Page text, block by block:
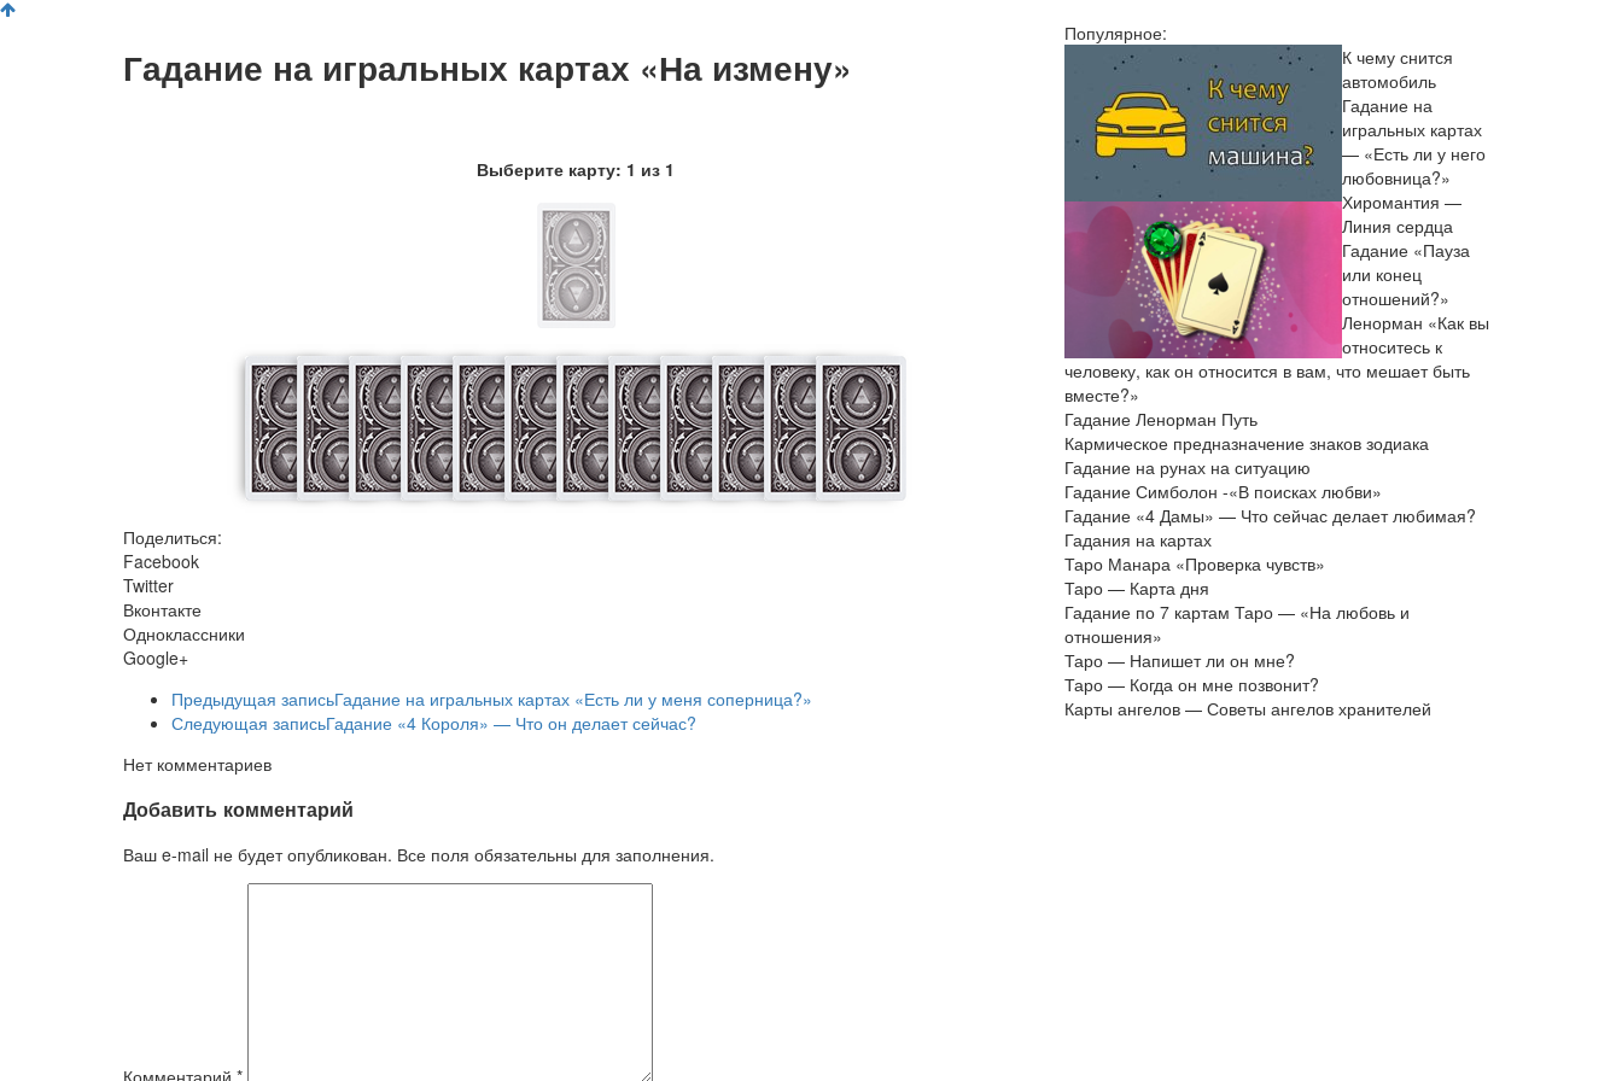
Гадание на игральных картах «На измену»
Выберите карту: 1 из 1
Поделиться:
Facebook
Twitter
Вконтакте
Одноклассники
Google+
Предыдущая записьГадание на игральных картах «Есть ли у меня соперница?»
Следующая записьГадание «4 Короля» — Что он делает сейчас?
Нет комментариев
Добавить комментарий
Ваш e-mail не будет опубликован. Все поля обязательны для заполнения.
Популярное:
К чему снится
автомобиль
Гадание на
игральных картах
— «Есть ли у него
любовница?»
Хиромантия —
Линия сердца
Гадание «Пауза
или конец
отношений?»
Ленорман «Как вы
относитесь к
человеку, как он относится в вам, что мешает быть
вместе?»
Гадание Ленорман Путь
Кармическое предназначение знаков зодиака
Гадание на рунах на ситуацию
Гадание Симболон -«В поисках любви»
Гадание «4 Дамы» — Что сейчас делает любимая?
Гадания на картах
Таро Манара «Проверка чувств»
Таро — Карта дня
Гадание по 7 картам Таро — «На любовь и
отношения»
Таро — Напишет ли он мне?
Таро — Когда он мне позвонит?
Карты ангелов — Советы ангелов хранителей